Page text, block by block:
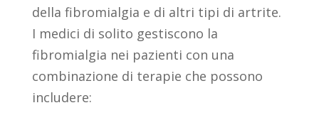
della fibromialgia e di altri tipi di artrite.
I medici di solito gestiscono la
fibromialgia nei pazienti con una
combinazione di terapie che possono
includere: